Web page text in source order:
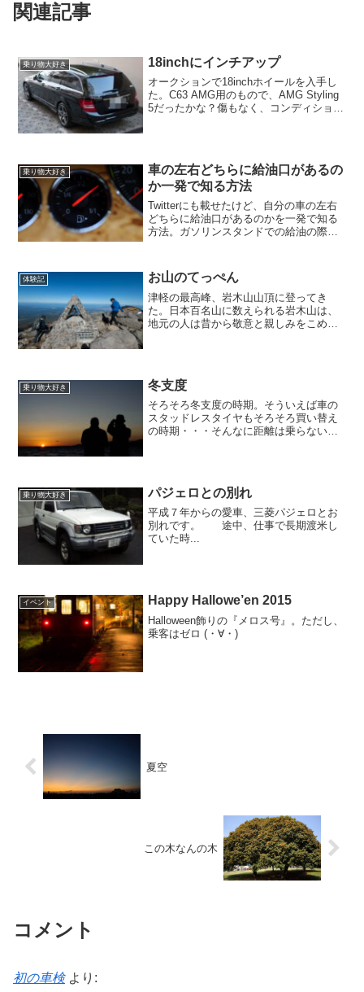
関連記事
乗り物大好き 18inchにインチアップ
オークションで18inchホイールを入手し
た。C63 AMG用のもので、AMG Styling
5だったかな？傷もなく、コンディション
乗り物大好き
車の左右どちらに給油口があるの
か一発で知る方法
Twitterにも載せたけど、自分の車の左右
どちらに給油口があるのかを一発で知る
方法。ガソリンスタンドでの給油の際、
ないのではないかと思う。 実は、車の中
から給油口がど...
体験記 お山のてっぺん
津軽の最高峰、岩木山山頂に登ってき
た。日本百名山に数えられる岩木山は、
地元の人は昔から敬意と親しみをこめて
登るには、この週末が今年ラ...
乗り物大好き 冬支度
そろそろ冬支度の時期。そういえば車の
スタッドレスタイヤもそろそろ買い替え
の時期・・・そんなに距離は乗らないも
乗り物大好き パジェロとの別れ
平成７年からの愛車、三菱パジェロとお
別れです。 途中、仕事で長期渡米し
ていた時...
イベント Happy Hallowe’en 2015
Halloween飾りの『メロス号』。ただし、
乗客はゼロ (・∀・)
夏空
この木なんの木
コメント
初の車検 より: